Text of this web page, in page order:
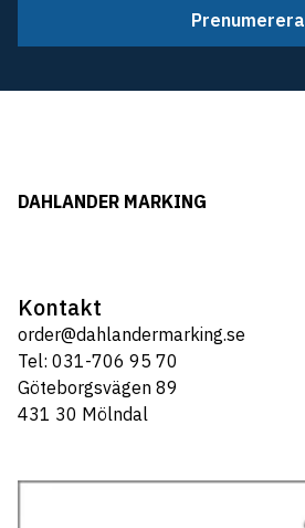
Prenumerera
DAHLANDER MARKING
Kontakt
order@dahlandermarking.se
Tel: 031-706 95 70
Göteborgsvägen 89
431 30 Mölndal